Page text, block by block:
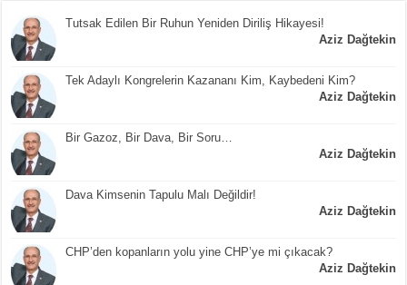
Tutsak Edilen Bir Ruhun Yeniden Diriliş Hikayesi!
Aziz Dağtekin
Tek Adaylı Kongrelerin Kazananı Kim, Kaybedeni Kim?
Aziz Dağtekin
Bir Gazoz, Bir Dava, Bir Soru…
Aziz Dağtekin
Dava Kimsenin Tapulu Malı Değildir!
Aziz Dağtekin
CHP’den kopanların yolu yine CHP’ye mi çıkacak?
Aziz Dağtekin